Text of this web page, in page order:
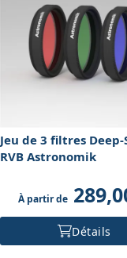
l'intégration dans
en espace.
Jeu de 3 filtres Deep-
RVB Astronomik
À partir de
Détails